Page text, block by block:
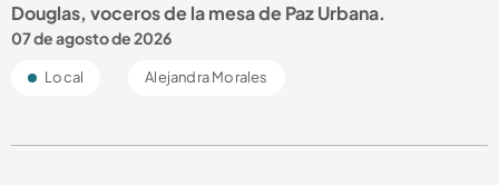
Douglas, voceros de la mesa de Paz Urbana.
07 de agosto de 2026
Local Alejandra Morales